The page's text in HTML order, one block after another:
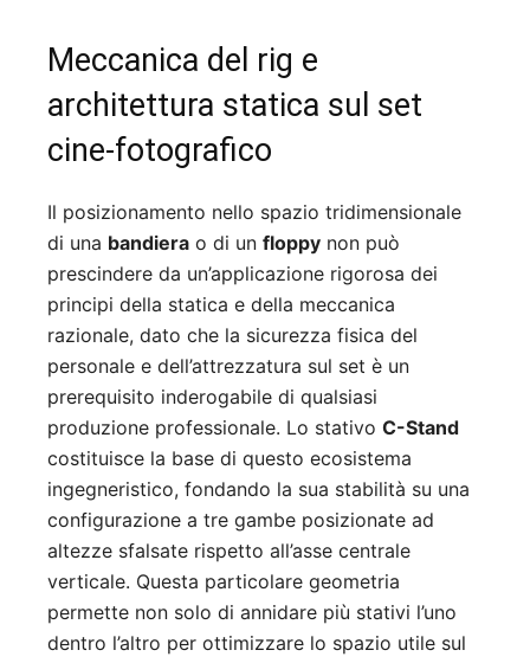
Meccanica del rig e
architettura statica sul set
cine-fotografico
Il posizionamento nello spazio tridimensionale
di una bandiera o di un floppy non può
prescindere da un’applicazione rigorosa dei
principi della statica e della meccanica
razionale, dato che la sicurezza fisica del
personale e dell’attrezzatura sul set è un
prerequisito inderogabile di qualsiasi
produzione professionale. Lo stativo C-Stand
costituisce la base di questo ecosistema
ingegneristico, fondando la sua stabilità su una
configurazione a tre gambe posizionate ad
altezze sfalsate rispetto all’asse centrale
verticale. Questa particolare geometria
permette non solo di annidare più stativi l’uno
dentro l’altro per ottimizzare lo spazio utile sul